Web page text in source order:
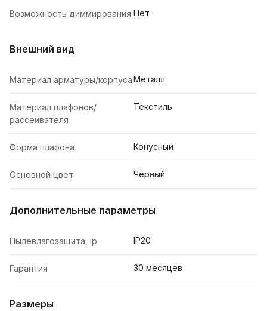
Возможность диммирования Нет
Внешний вид
Материал арматуры/корпусаМеталл
Материал плафонов/
рассеивателя
Текстиль
Форма плафона Конусный
Основной цвет Чёрный
Дополнительные параметры
Пылевлагозащита, ip IP20
Гарантия 30 месяцев
Размеры